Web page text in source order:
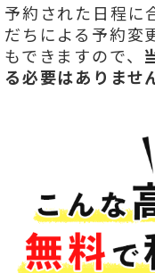
予約された日程に
だちによる予約変
もできますので、
る必要はありませ